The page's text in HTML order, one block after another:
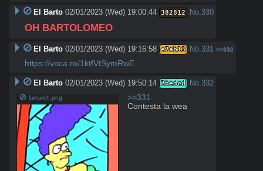
El Barto 02/01/2023 (Wed) 19:00:44 382812 No.330
OH BARTOLOMEO
El Barto 02/01/2023 (Wed) 19:16:58 e7ab13 No.331 >>332
https://voca.ro/1ktfVtSymRwE
El Barto 02/01/2023 (Wed) 19:50:14 2bedcd No.332
lamarch.png
>>331
Contesta la wea